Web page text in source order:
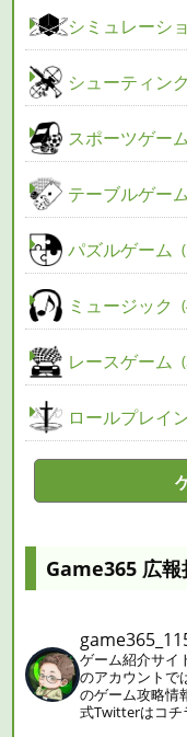
シミュレーシ
シューティン
スポーツゲー
テーブルゲー
パズルゲーム
ミュージック
レースゲーム
ロールプレイ
Game365 広
ゲーム紹介サイ
のアカウントで
のゲーム攻略情
式Twitterはコチ